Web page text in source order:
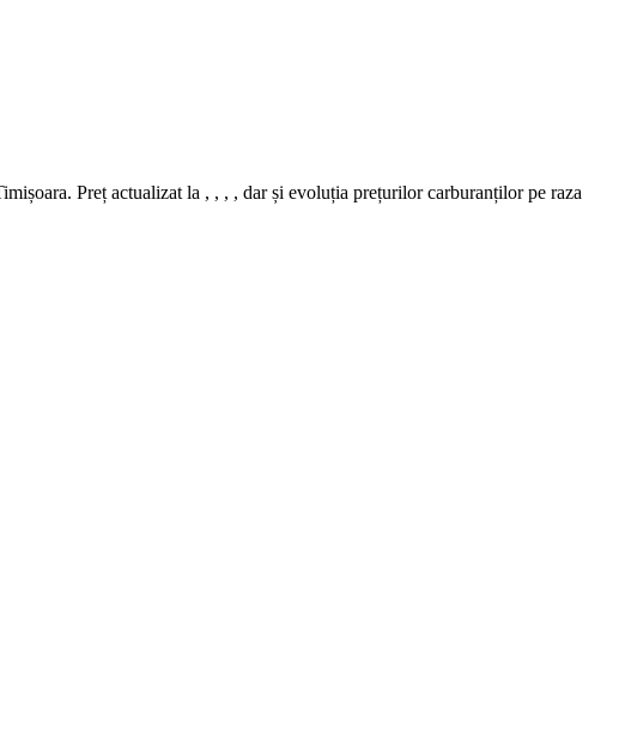
Preț actualizat la , , , , dar și evoluția prețurilor carburanților pe raza